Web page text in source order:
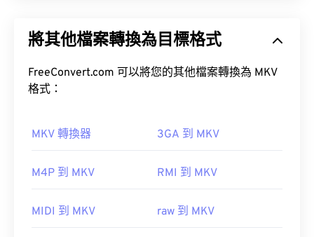
如何開啟 QT 檔案？
預設情況下，QT 檔案使用QuickTime開啟。
由於 QT 是較舊的格式，您可能需要查看
案。由於它是開源的，用戶可以使用開源軟體
對其進
如何開啟 MKV 檔案？
這款媒體播放器相容於所有作業系統和平台。這一點
將其他檔案轉換為目標格式
FreeConvert.com 可以將您的其他檔案轉換為 MKV
格式：
MKV 轉換器 3GA 到 MKV
M4P 到 MKV RMI 到 MKV
MIDI 到 MKV raw 到 MKV